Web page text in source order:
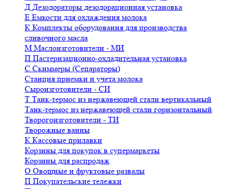
Д Дезодораторы дезодорационная установка
Е Емкости для охлаждения молока
К Комплекты оборудования для производства
сливочного масла
М Маслоизготовители - МИ
П Пастеризационно-охладительная установка
С Скиммеры (Сепараторы)
Станция приемки и учета молока
Сыроизготовители - СИ
Т Танк-термос из нержавеющей стали вертикальный
Танк-термос из нержавеющей стали горизонтальный
Творогоизготовители - ТИ
Творожные ванны
К Кассовые прилавки
Корзины для покупок в супермаркеты
Корзины для распродаж
О Овощные и фруктовые развалы
П Покупательские тележки